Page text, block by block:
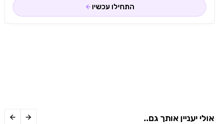
התחילו עכשיו
אולי יעניין אותך גם..